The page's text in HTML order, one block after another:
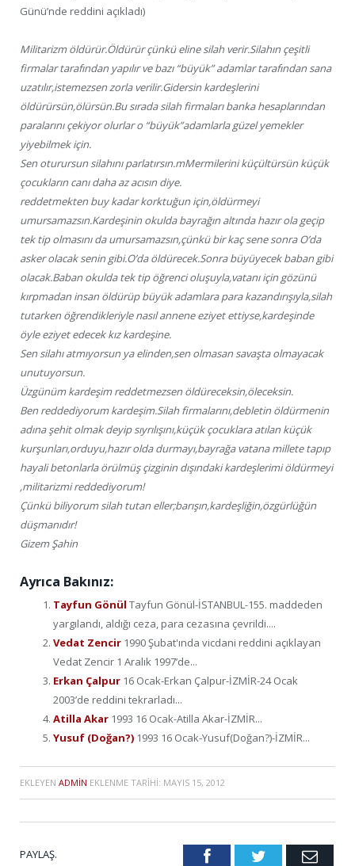
Günü’nde reddini açıkladı)
Militarizm öldürür.Öldürür çünkü eline silah verir.Silahın çeşitli
firmalar tarafından yapılır ve bazı “büyük” adamlar tarafından sana
uzatılır,istemezsen zorla verilir.Gidersin kardeşlerini
öldürürsün,ölürsün.Bu sırada silah firmaları banka hesaplarından
paralarını çekiyor olurlar o “büyük”adamlarla güzel yemekler
yiyebilmek için.
Sen oturursun silahını parlatırsın.mMermilerini küçültürsün küçük
çocukların canı daha az acısın diye.
reddetmekten buy kadar korktuğun için,öldürmeyi
umursamazsın.Kardeşinin okulda bayrağın altında hazır ola geçip
tek tip olmasını da umursamazsın,çünkü bir kaç sene sonra O’da
asker olacak senin gibi.O’da öldürecek.Sonra büyüyecek baban gibi
olacak.Baban okulda tek tip öğrenci oluşuyla,vatanı için gözünü
kırpmadan insan öldürüp büyük adamlara para kazandırışıyla,silah
tutarken öğrendikleriyle nasıl annene eziyet ettiyse,kardeşinde
öyle eziyet edecek kız kardeşine.
Sen silahı atmıyorsun ya elinden,sen olmasan savaşta olmayacak
unutuyorsun.
Üzgünüm kardeşim reddetmezsen öldüreceksin,öleceksin.
Ben reddediyorum kardeşim.Silah firmalarını,debletin öldürmenin
adına şehit olmak deyip sıyrılışını,küçük çocuklara atılan küçük
kurşunları,orduyu,hazır olda durmayı,bayrağa vatana millete tapıp
hayali betonlarla örülmüş çizginin dışındaki kardeşlerimi öldürmeyi
,militarizmi reddediyorum!
Çünkü biliyorum silah tutan eller;barışın,kardeşliğin,özgürlüğün
düşmanıdır!
Gizem Şahin
Ayrıca Bakınız:
Tayfun Gönül Tayfun Gönül-İSTANBUL-155. maddeden
yargılandı, aldığı ceza, para cezasına çevrildi....
Vedat Zencir 1990 Şubat'ında vicdani reddini açıklayan
Vedat Zencir 1 Aralık 1997’de...
Erkan Çalpur 16 Ocak-Erkan Çalpur-İZMİR-24 Ocak
2003’de reddini tekrarladı...
Atilla Akar 1993 16 Ocak-Atilla Akar-İZMİR...
Yusuf (Doğan?) 1993 16 Ocak-Yusuf(Doğan?)-İZMİR...
EKLEYEN ADMIN EKLENME TARIHI: MAYIS 15, 2012
PAYLAŞ. FacebookTwitter Email